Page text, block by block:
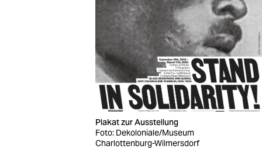
Plakat zur Ausstellung
Foto: Dekoloniale/Museum
Charlottenburg-Wilmersdorf